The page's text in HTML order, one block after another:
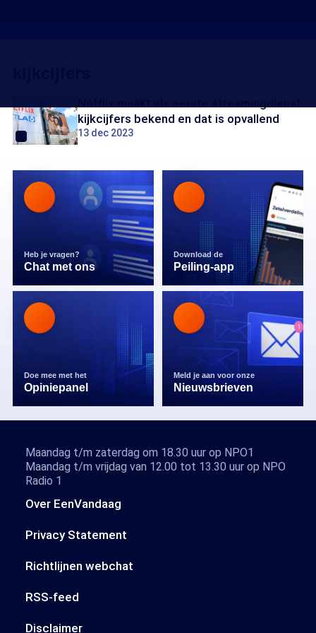
kijkcijfers bekend en dat is opvallend
13 dec 2023
Heb je vragen?
Chat met ons
Download de
Peiling-app
Doe mee met het
Opiniepanel
Meld je aan voor onze
Nieuwsbrieven
Over EenVandaag
Privacy Statement
Richtlijnen webchat
RSS-feed
Disclaimer
Maandag t/m zaterdag om 18.30 uur op NPO1
Maandag t/m vrijdag van 12.00 tot 13.30 uur op NPO
Radio 1